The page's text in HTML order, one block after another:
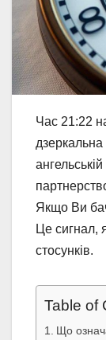
Час 21:22
дзеркальна
Якщо Ви
Це сигнал,
стосунків.
Table of
Що